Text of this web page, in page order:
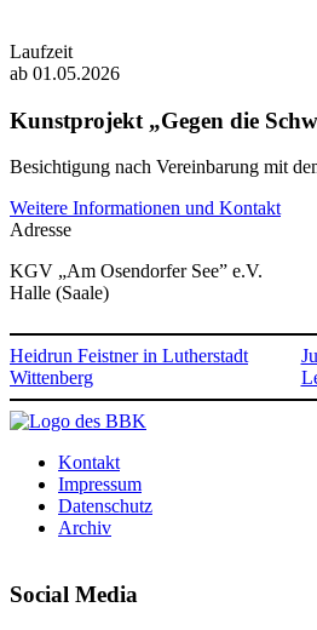
Laufzeit
ab 01.05.2026
Kunstprojekt „Gegen die
Besichtigung nach Vereinbarung mit
Weitere Informationen und Kontakt
Adresse
KGV „Am Osendorfer See” e.V.
Halle (Saale)
Heidrun Feistner in Lutherstadt
Wittenberg
Kontakt
Impressum
Datenschutz
Archiv
Social Media